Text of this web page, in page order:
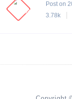
Post on
3.78k